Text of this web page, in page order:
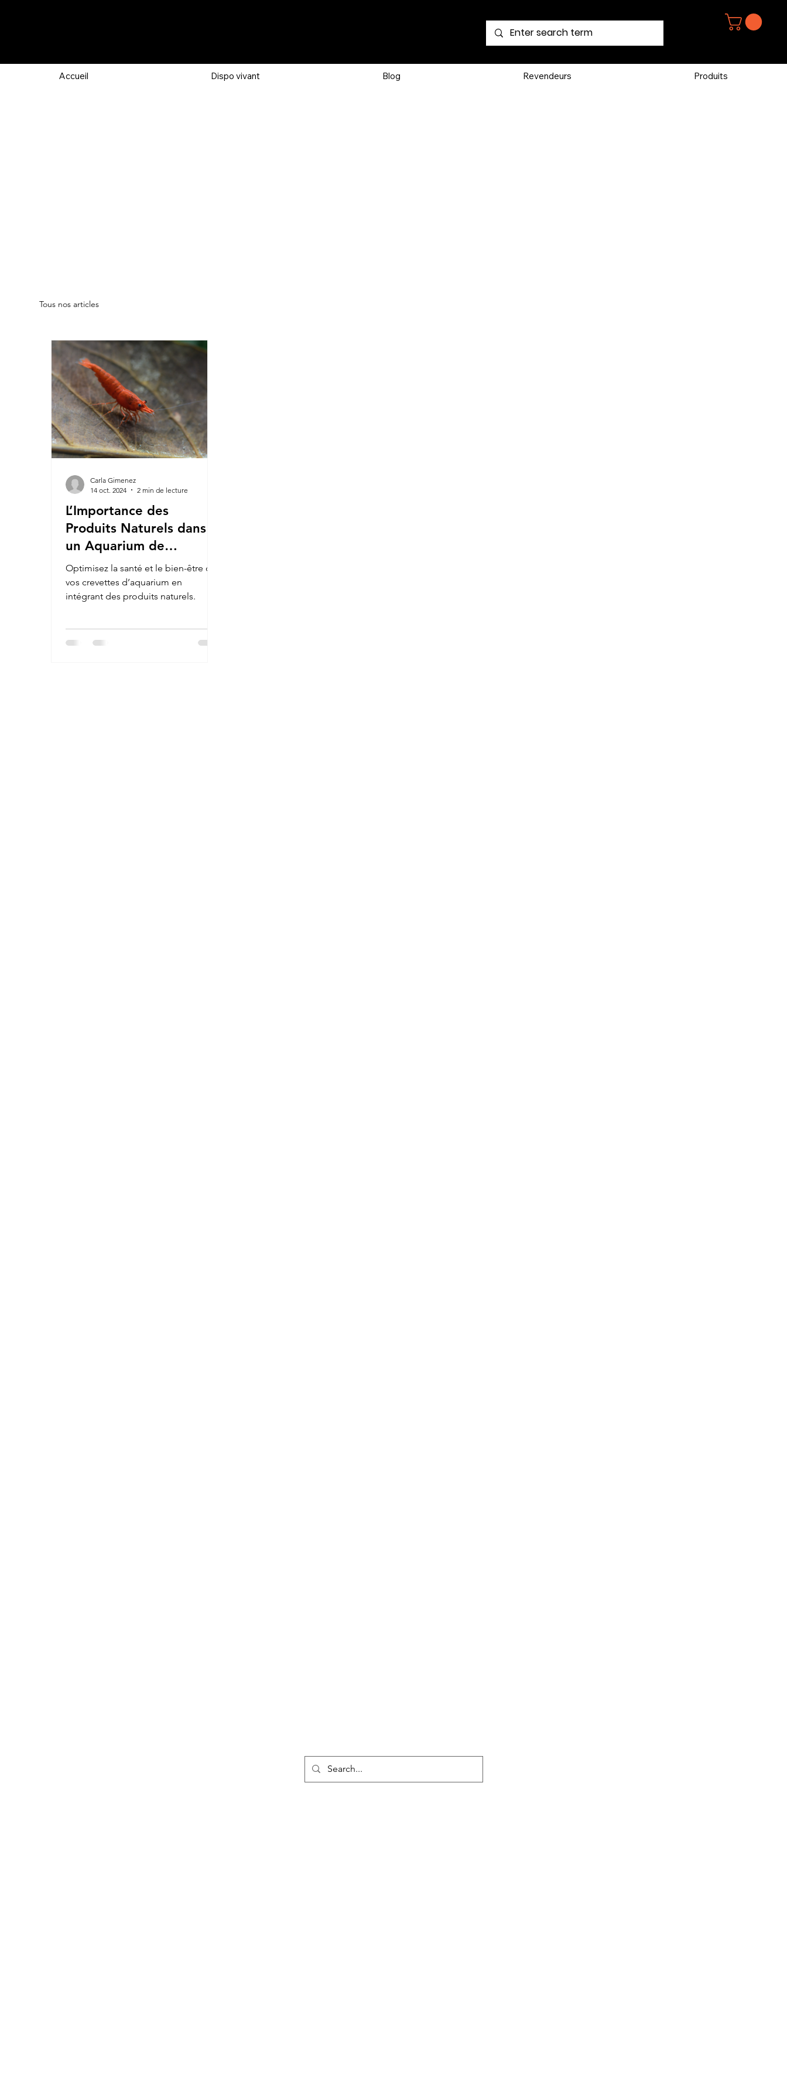
Accueil Dispo vivant Blog Revendeurs Produits
Tous nos articles
L’Importance des
Produits Naturels dans
un Aquarium de
Crevettes
Optimisez la santé et le bien-être de
vos crevettes d’aquarium en
intégrant des produits naturels.
Carla Gimenez
14 oct. 2024
2 min de lecture